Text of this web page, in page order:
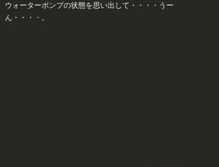
ウォーターポンプの状態を思い出して・・・・うー
ん・・・・。